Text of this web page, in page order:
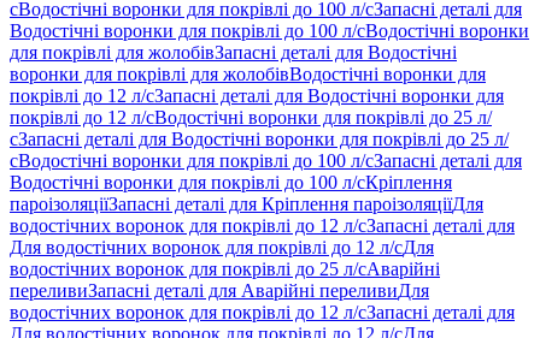
сВодостічні воронки для покрівлі до 100 л/сЗапасні деталі для
Водостічні воронки для покрівлі до 100 л/сВодостічні воронки
для покрівлі для жолобівЗапасні деталі для Водостічні
воронки для покрівлі для жолобівВодостічні воронки для
покрівлі до 12 л/сЗапасні деталі для Водостічні воронки для
покрівлі до 12 л/сВодостічні воронки для покрівлі до 25 л/
сЗапасні деталі для Водостічні воронки для покрівлі до 25 л/
сВодостічні воронки для покрівлі до 100 л/сЗапасні деталі для
Водостічні воронки для покрівлі до 100 л/сКріплення
пароізоляціїЗапасні деталі для Кріплення пароізоляціїДля
водостічних воронок для покрівлі до 12 л/сЗапасні деталі для
Для водостічних воронок для покрівлі до 12 л/сДля
водостічних воронок для покрівлі до 25 л/сАварійні
переливиЗапасні деталі для Аварійні переливиДля
водостічних воронок для покрівлі до 12 л/сЗапасні деталі для
Для водостічних воронок для покрівлі до 12 л/сДля